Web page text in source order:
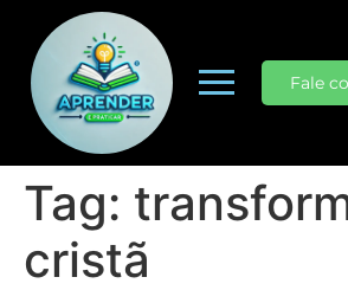
Fale
Tag:
cristã